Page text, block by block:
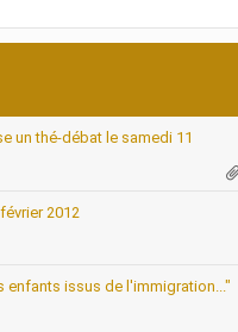
un thé-débat le samedi 11
2012
enfants issus de l'immigration..."